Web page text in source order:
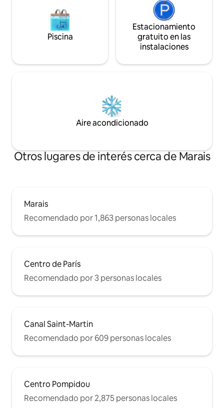
Piscina
Estacionamiento
gratuito en las
instalaciones
Aire acondicionado
Otros lugares de interés cerca de Marais
Marais
Recomendado por 1,863 personas locales
Centro de París
Recomendado por 3 personas locales
Canal Saint-Martin
Recomendado por 609 personas locales
Centro Pompidou
Recomendado por 2,875 personas locales